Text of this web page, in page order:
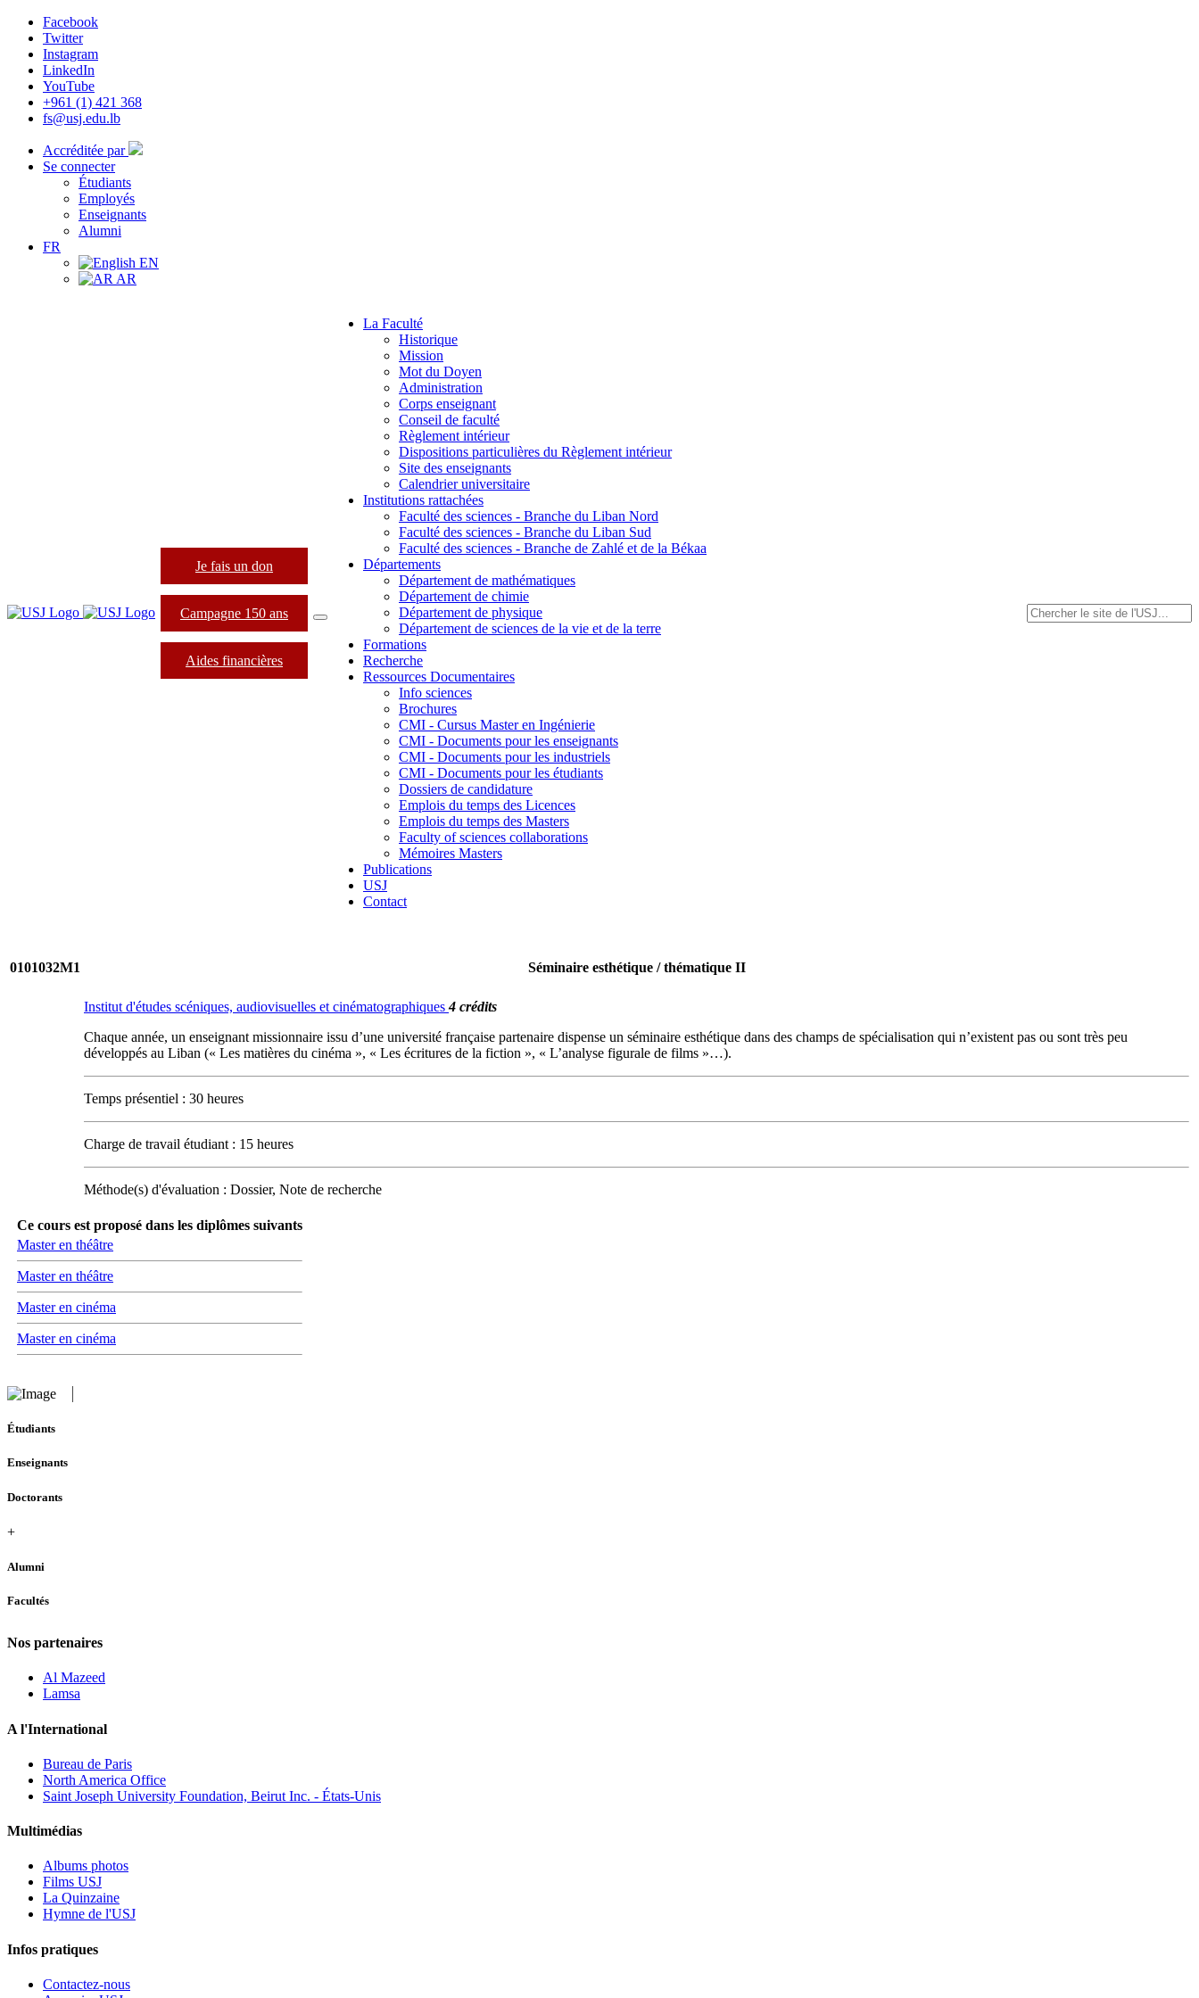
Facebook
Twitter
Instagram
LinkedIn
YouTube
+961 (1) 421 368
fs@usj.edu.lb
Accréditée par
Se connecter
Étudiants
Employés
Enseignants
Alumni
FR
EN
AR
Je fais un don
Campagne 150 ans
Aides financières
La Faculté
Historique
Mission
Mot du Doyen
Administration
Corps enseignant
Conseil de faculté
Règlement intérieur
Dispositions particulières du Règlement intérieur
Site des enseignants
Calendrier universitaire
Institutions rattachées
Faculté des sciences - Branche du Liban Nord
Faculté des sciences - Branche du Liban Sud
Faculté des sciences - Branche de Zahlé et de la Békaa
Départements
Département de mathématiques
Département de chimie
Département de physique
Département de sciences de la vie et de la terre
Formations
Recherche
Ressources Documentaires
Info sciences
Brochures
CMI - Cursus Master en Ingénierie
CMI - Documents pour les enseignants
CMI - Documents pour les industriels
CMI - Documents pour les étudiants
Dossiers de candidature
Emplois du temps des Licences
Emplois du temps des Masters
Faculty of sciences collaborations
Mémoires Masters
Publications
USJ
Contact
0101032M1 Séminaire esthétique / thématique II
Institut d'études scéniques, audiovisuelles et cinématographiques4 crédits
Chaque année, un enseignant missionnaire issu d’une université française partenaire dispense un séminaire esthétique dans des champs de spécialisation qui n’existent pas ou sont très peu
développés au Liban (« Les matières du cinéma », « Les écritures de la fiction », « L’analyse figurale de films »…).
Temps présentiel : 30 heures
Charge de travail étudiant : 15 heures
Méthode(s) d'évaluation : Dossier, Note de recherche
Ce cours est proposé dans les diplômes suivants
Master en théâtre
Master en théâtre
Master en cinéma
Master en cinéma
Étudiants
Enseignants
Doctorants
+
Alumni
Facultés
Nos partenaires
Al Mazeed
Lamsa
A l'International
Bureau de Paris
North America Office
Saint Joseph University Foundation, Beirut Inc. - États-Unis
Multimédias
Albums photos
Films USJ
La Quinzaine
Hymne de l'USJ
Infos pratiques
Contactez-nous